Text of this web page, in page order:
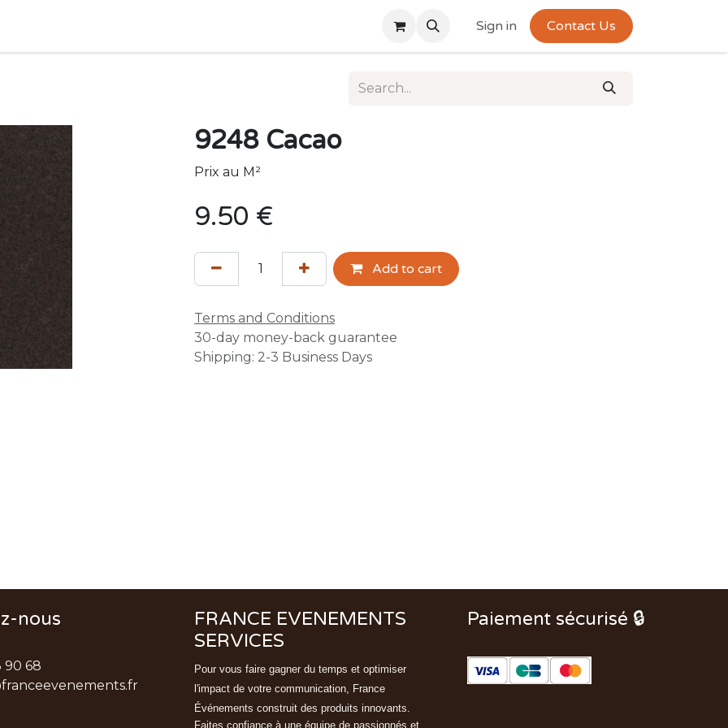
Sign in Contact Us
9248 Cacao
Prix au M²
9.50 €
Add to cart
Terms and Conditions
30-day money-back guarantee
Shipping: 2-3 Business Days
nous
90 68
FRANCE EVENEMENTS
SERVICES
Pour vous faire gagner du temps et optimiser
l'impact de votre communication, France
Événements construit des produits innovants.
Faites confiance à une équipe de passionnés et
Paiement sécurisé 🔒